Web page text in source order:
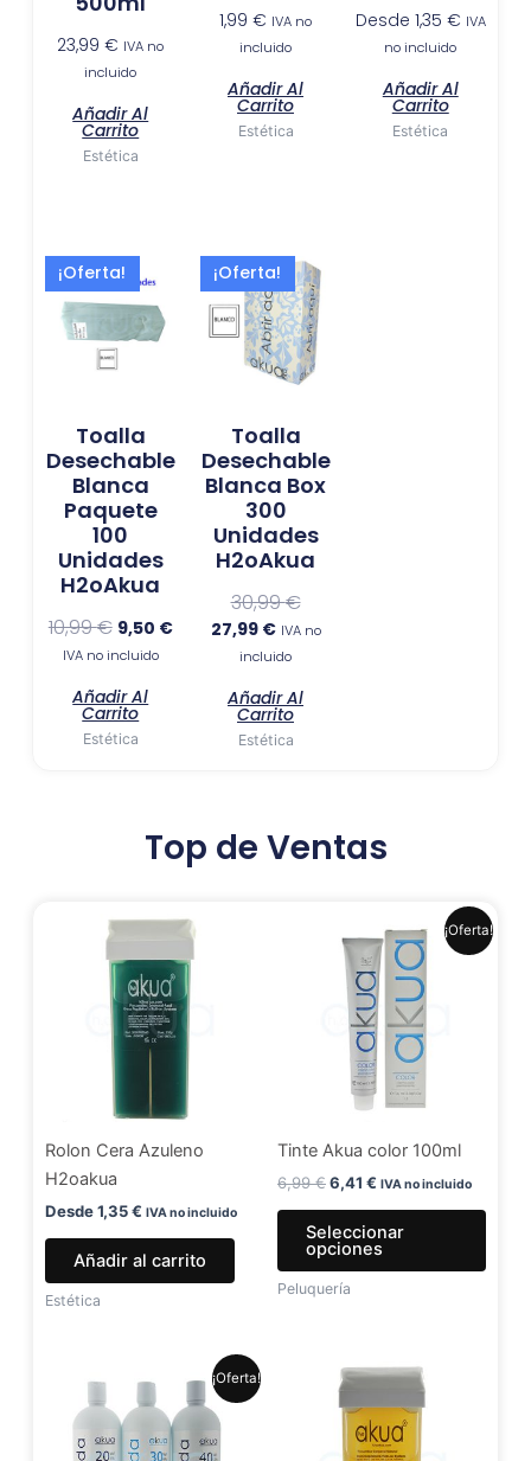
23,99€ IVA no
incluido
Añadir Al
Carrito
Estética
1,99 € IVA no
incluido
Añadir Al
Carrito
Estética
Desde 1,35 € IVA
no incluido
Añadir Al
Carrito
Estética
¡Oferta!
Toalla
Desechable
Blanca
Paquete
100
Unidades
H2oAkua
10,99€
El
precio
original
era:
10,99 €.
9,50 €
precio
actual
IVA no incluido
Añadir Al
Carrito
Estética
¡Oferta!
Toalla
Desechable
Blanca Box
300
Unidades
H2oAkua
30,99€
El
precio
original
era:
30,99 €.
27,99 €
El
precio
actual
es:
27,99 €.
IVA no
incluido
Añadir Al
Carrito
Estética
Top de Ventas
Rolon Cera Azuleno
H2oakua
Desde1,35€ IVA no incluido
Añadir al carrito
Estética
¡Oferta!
Tinte Akua color 100ml
6,99€
precio
original
era:
6,99 €.
6,41 €
precio
actual
es:
6,41 €.
IVA no incluido
Seleccionar
opciones
Este
en
Peluquería
¡Oferta!
original
era:
5,99 €.
precio
actual
4,99 €.
Este
producto